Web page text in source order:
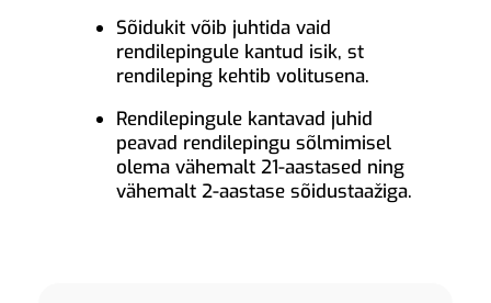
Sõidukit võib juhtida vaid
rendilepingule kantud isik, st
rendileping kehtib volitusena.
Rendilepingule kantavad juhid
peavad rendilepingu sõlmimisel
olema vähemalt 21-aastased ning
vähemalt 2-aastase sõidustaažiga.